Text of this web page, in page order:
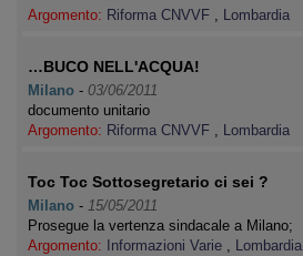
Argomento: Riforma CNVVF , Lombardia
…BUCO NELL'ACQUA!
Milano - 03/06/2011
documento unitario
Argomento: Riforma CNVVF , Lombardia
Toc Toc Sottosegretario ci sei ?
Milano - 15/05/2011
Prosegue la vertenza sindacale a Milano;
Argomento:
Informazioni Varie , Lombardia